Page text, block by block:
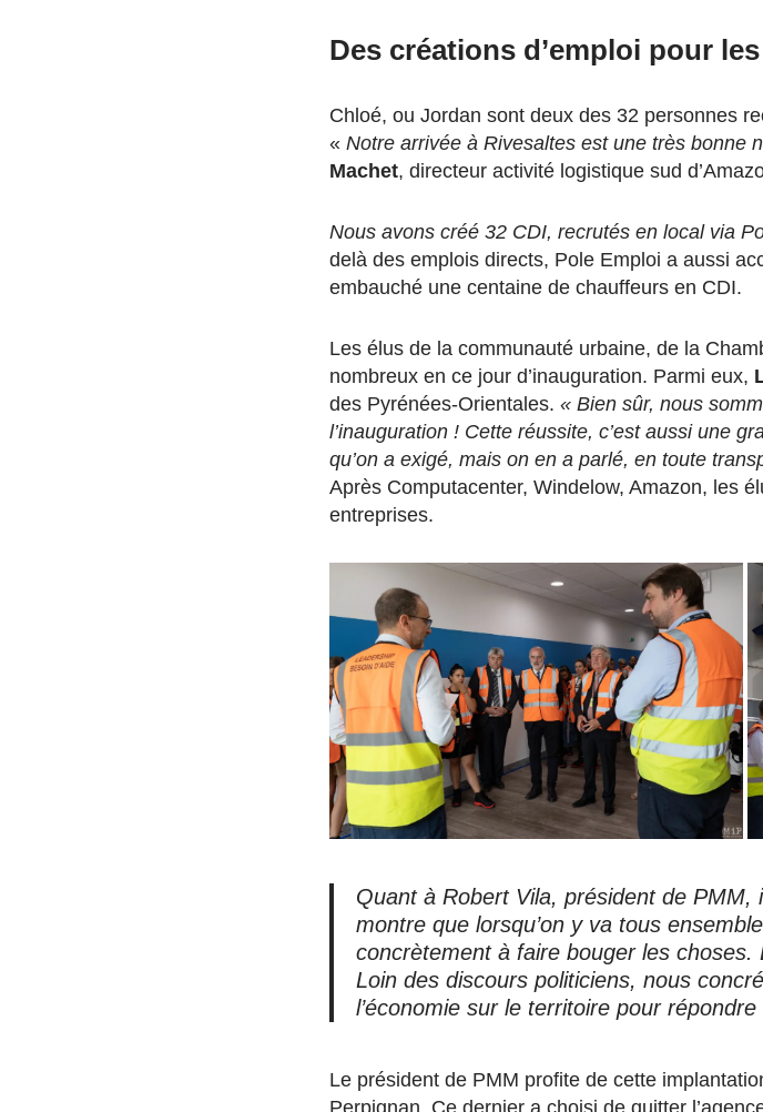
Des créations d’emploi pour
Chloé, ou Jordan sont deux des 32 personnes
« Notre arrivée à Rivesaltes est une très bonne
Machet, directeur activité logistique sud
Nous avons créé 32 CDI, recrutés en local via
delà des emplois directs, Pole Emploi a aussi
embauché une centaine de chauffeurs en CDI.
Les élus de la communauté urbaine, de la
nombreux en ce jour d’inauguration. Parmi eux,
des Pyrénées-Orientales. « Bien sûr, nous
l’inauguration ! Cette réussite, c’est aussi une
qu’on a exigé, mais on en a parlé, en toute
Après Computacenter, Windelow, Amazon, les
entreprises.
Quant à Robert Vila, président de PMM,
montre que lorsqu’on y va tous
concrètement à faire bouger les choses.
Loin des discours politiciens, nous
l’économie sur le territoire pour
Le président de PMM profite de cette